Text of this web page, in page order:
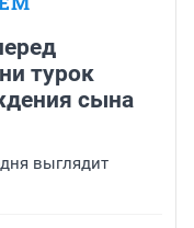
турок
сына
выглядит